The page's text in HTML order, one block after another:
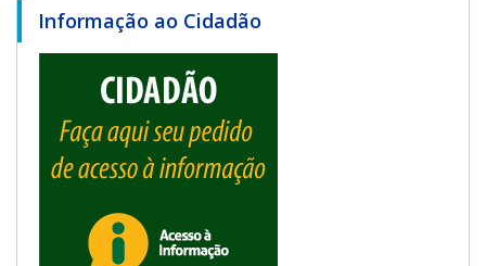
Informação ao Cidadão